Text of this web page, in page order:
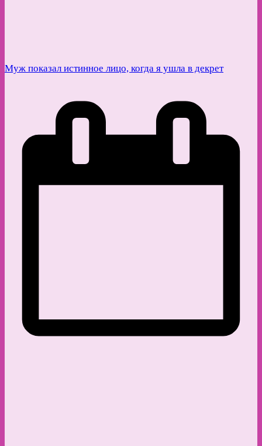
Муж показал истинное лицо, когда я ушла в декрет